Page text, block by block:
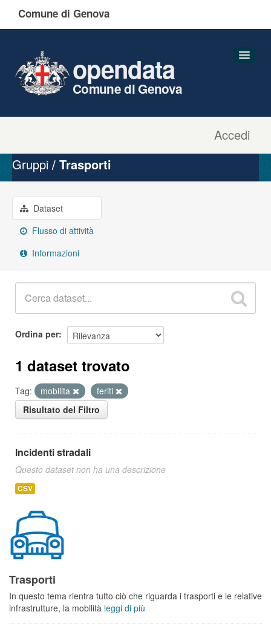
Comune di Genova
Accedi
opendata
Comune di Genova
Organizzazioni
Gruppi
Informazioni
Gruppi Trasporti
Dataset
Flusso di attività
Informazioni
Ordina per
1 dataset trovato
Tag: mobilita
feriti
Risultato del Filtro
Incidenti stradali
Questo dataset non ha una descrizione
CSV
Trasporti
In questo tema rientra tutto ciò che riguarda i trasporti e le relative
infrastrutture, la mobilità leggi di più